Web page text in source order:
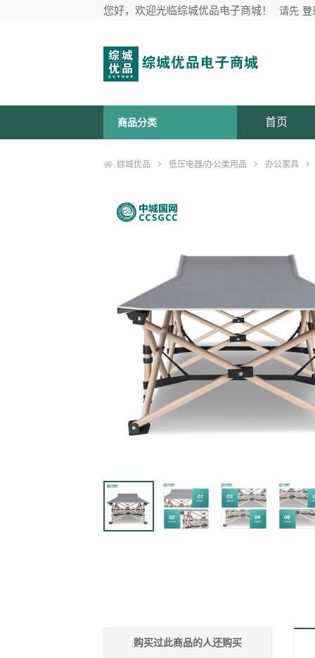
您好，欢迎光临综城优品电子商城！ 请先 登
商品分类 首页
综城优品 低压电器/办公类用品 办公家具
购买过此商品的人还购买